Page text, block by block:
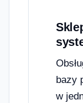
bazy
w